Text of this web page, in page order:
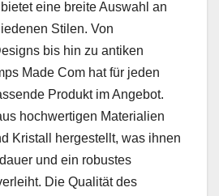
eine breite Auswahl an
Stilen. Von
bis hin zu antiken
Made Com hat für jeden
Produkt im Angebot.
hochwertigen Materialien
Kristall hergestellt, was ihnen
und ein robustes
Die Qualität des